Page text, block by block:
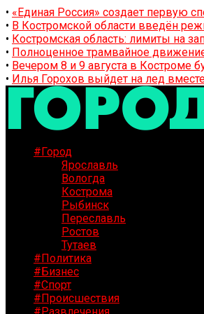
• «Единая Россия» создает первую
• В Костромской области введён
• Костромская область: лимиты на
• Полноценное трамвайное
• Вечером 8 и 9 августа в Костроме
• Илья Горохов выйдет на лед
#Город
Ярославль
Вологда
Кострома
Рыбинск
Переславль
Ростов
Тутаев
#Политика
#Бизнес
#Спорт
#Происшествия